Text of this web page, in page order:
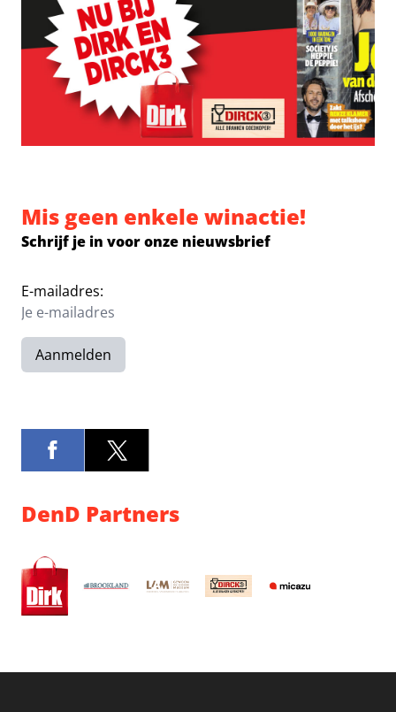
Mis geen enkele winactie!
Schrijf je in voor onze nieuwsbrief
E-mailadres:
Aanmelden
DenD Partners